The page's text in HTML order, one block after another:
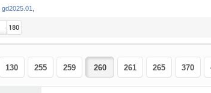
gd2025.01
180
130 255 259 261 265 370